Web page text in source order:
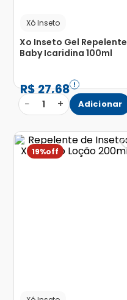
Xô Inseto
Xo Inseto Gel Repelente
Baby Icaridina 100ml
R$27,68
− 1 + Adicionar
19%